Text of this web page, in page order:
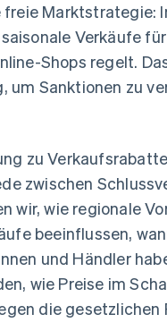
Marktstrategie:
Verkäufe für
Shops regelt.
Sanktionen zu
zu
zwischen
wir, wie regionale
beeinflussen,
und Händler
wie Preise im
die